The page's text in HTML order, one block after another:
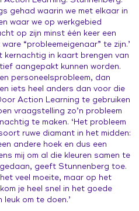
gehad waarin we met elkaar in
waar we op werkgebied
op zijn minst één keer een
“probleemeigenaar” te zijn.’
in kaart brengen van
aangepakt kunnen worden.
personeelsprobleem, dan
iets heel anders dan voor die
Action Learning te gebruiken
vraagstelling zo’n probleem
te maken. ‘Het probleem
ruwe diamant in het midden:
andere hoek en dus een
mij om al die kleuren samen te
gedaan, geeft Stunnenberg toe.
veel moeite, maar op het
je heel snel in het goede
om te doen.’